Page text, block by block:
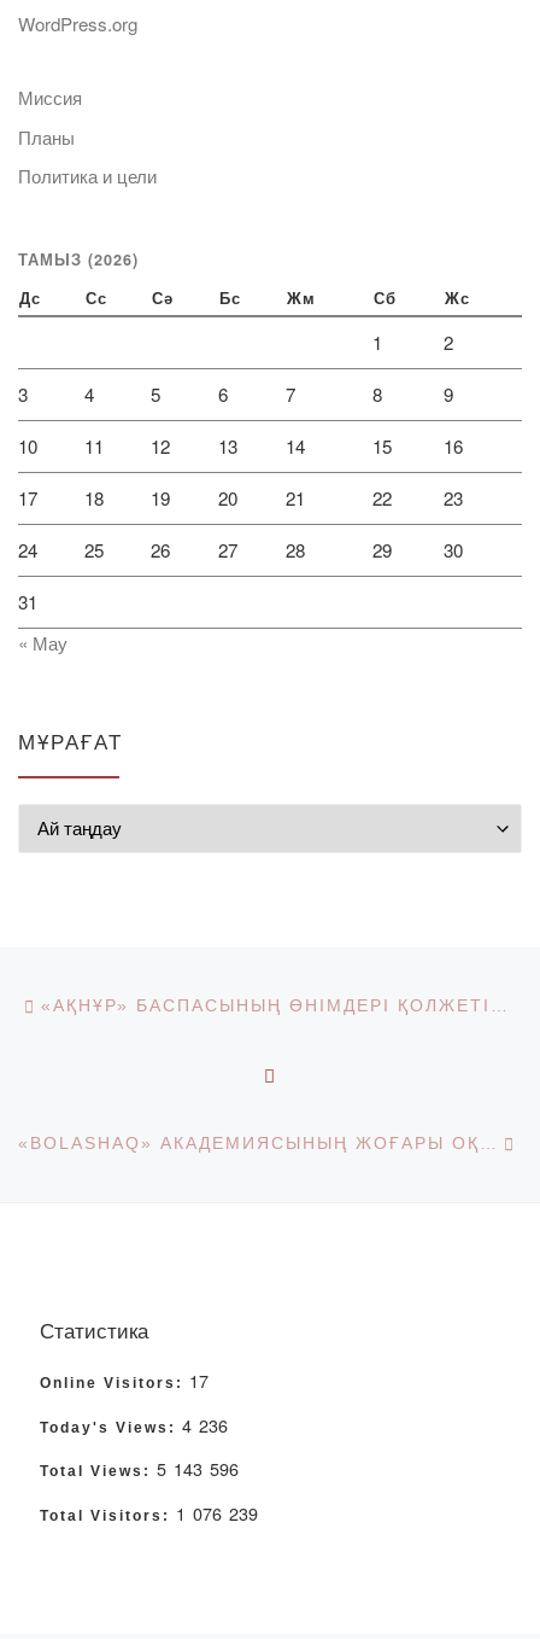
WordPress.org
Миссия
Планы
Политика и цели
ТАМЫЗ (2026)
Дс Сс Сә Бс Жм Сб Жс
1 2
3 4 5 6 7 8 9
10 11 12 13 14 15 16
17 18 19 20 21 22 23
24 25 26 27 28 29 30
31
« Мау
МҰРАҒАТ
Post navigation
Статистика
Online Visitors: 17
Today's Views: 4 236
Total Views: 5 143 596
Total Visitors: 1 076 239